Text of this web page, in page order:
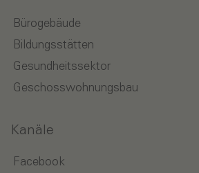
Bürogebäude
Bildungsstätten
Gesundheitssektor
Geschosswohnungsbau
Kanäle
Facebook